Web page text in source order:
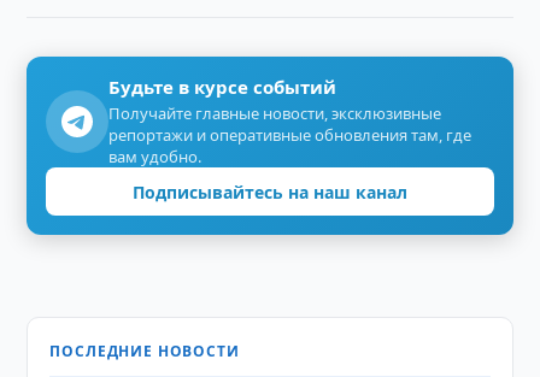
Будьте в курсе событий
Получайте главные новости, эксклюзивные
репортажи и оперативные обновления там, где
вам удобно.
Подписывайтесь на наш канал
ПОСЛЕДНИЕ НОВОСТИ